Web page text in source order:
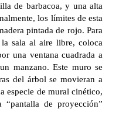
de barbacoa, y una alta
los límites de esta
pintada de rojo. Para
sala al aire libre, coloca
una ventana cuadrada a
manzano. Este muro se
del árbol se movieran a
especie de mural cinético,
de proyección”